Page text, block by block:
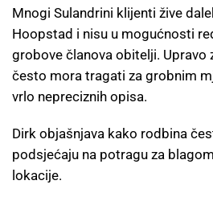
Mnogi Sulandrini klijenti žive
Hoopstad i nisu u mogućnosti
grobove članova obitelji. Upravo
često mora tragati za grobnim
vrlo nepreciznih opisa.
Dirk objašnjava kako rodbina
podsjećaju na potragu za
lokacije.